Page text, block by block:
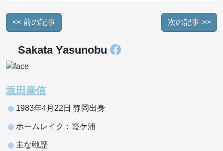
<< 前の記事 次の記事 >>
Sakata Yasunobu
坂田泰信
1983年4月22日 静岡出身
ホームレイク：霞ケ浦
主な戦歴